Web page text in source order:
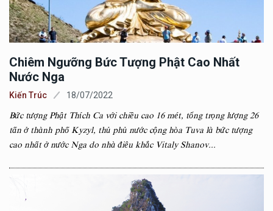
Chiêm Ngưỡng Bức Tượng Phật Cao Nhất
Nước Nga
Kiến Trúc 18/07/2022
Bức tượng Phật Thích Ca với chiều cao 16 mét, tổng trọng lượng 26
tấn ở thành phố Kyzyl, thủ phủ nước cộng hòa Tuva là bức tượng
cao nhất ở nước Nga do nhà điêu khắc Vitaly Shanov...